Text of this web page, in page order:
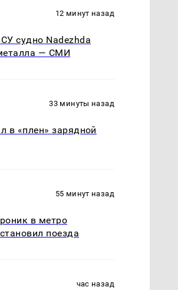
12 минут назад
судно Nadezhda
— СМИ
33 минуты назад
в «плен» зарядной
55 минут назад
в метро
поезда
час назад